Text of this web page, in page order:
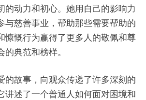
的动力和初心。她用自己的影响力
与慈善事业，帮助那些需要帮助的
慷慨行为赢得了更多人的敬佩和尊
典范和榜样。
的故事，向观众传递了许多深刻的
讲述了一个普通人如何面对困境和